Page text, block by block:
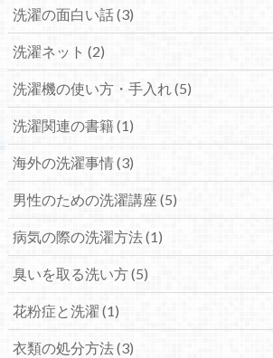
洗濯の面白い話(3)
洗濯ネット (2)
洗濯機の使い方・手入れ(5)
洗濯関連の書籍(1)
海外の洗濯事情(3)
男性のための洗濯講座 (5)
病気の際の洗濯方法(1)
臭いを取る洗い方(5)
花粉症と洗濯 (1)
衣類の処分方法(3)